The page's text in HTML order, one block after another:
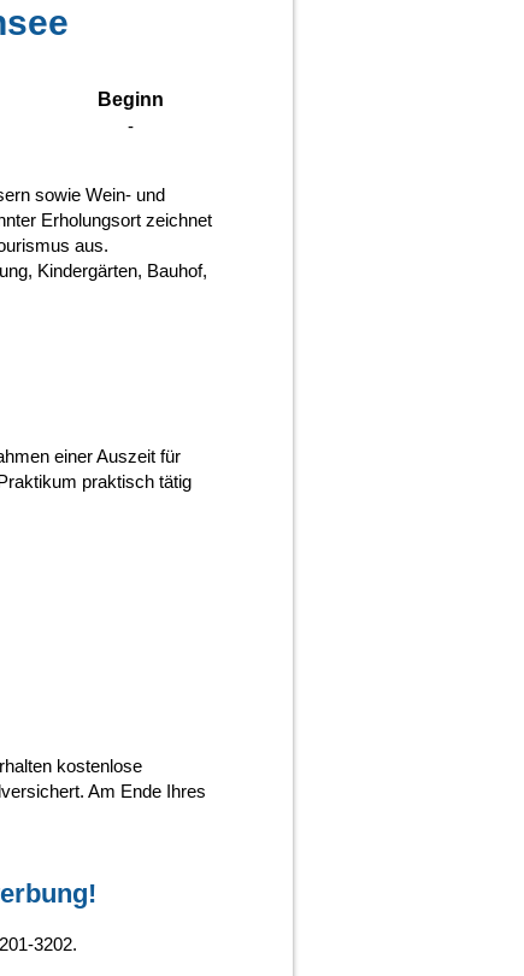
Beginn
-
sowie Wein- und
Erholungsort zeichnet
aus.
Kindergärten, Bauhof,
einer Auszeit für
praktisch tätig
kostenlose
Am Ende Ihres
3202.